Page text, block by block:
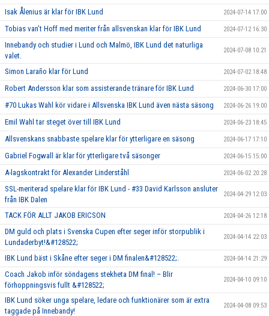
Isak Ålenius är klar för IBK Lund 2024-07-14 17:00
Tobias van’t Hoff med meriter från allsvenskan klar för IBK Lund 2024-07-12 16:30
Innebandy och studier i Lund och Malmö, IBK Lund det naturliga
valet.
2024-07-08 10:21
Simon Laraño klar för Lund 2024-07-02 18:48
Robert Andersson klar som assisterande tränare för IBK Lund 2024-06-30 17:00
#70 Lukas Wahl kör vidare i Allsvenska IBK Lund även nästa säsong 2024-06-26 19:00
Emil Wahl tar steget över till IBK Lund 2024-06-23 18:45
Allsvenskans snabbaste spelare klar för ytterligare en säsong 2024-06-17 17:10
Gabriel Fogwall är klar för ytterligare två säsonger 2024-06-15 15:00
A-lagskontrakt för Alexander Linderståhl 2024-06-02 20:28
SSL-meriterad spelare klar för IBK Lund - #33 David Karlsson ansluter
från IBK Dalen
2024-04-29 12:03
TACK FÖR ALLT JAKOB ERICSON 2024-04-26 12:18
DM guld och plats i Svenska Cupen efter seger inför storpublik i
Lundaderbyt!&#128522;
2024-04-14 22:03
IBK Lund bäst i Skåne efter seger i DM finalen&#128522;. 2024-04-14 21:29
Coach Jakob inför söndagens stekheta DM final! – Blir
förhoppningsvis fullt &#128522;
2024-04-10 09:10
IBK Lund söker unga spelare, ledare och funktionärer som är extra
taggade på Innebandy!
2024-04-08 09:53